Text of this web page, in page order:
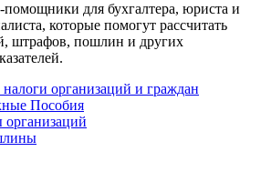
для бухгалтера, юриста и
которые помогут рассчитать
штрафов, пошлин и других
организаций и граждан
Пособия